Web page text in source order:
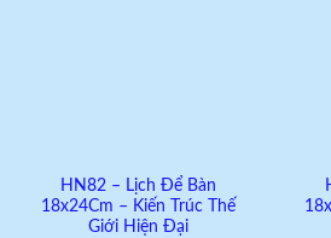
HN82 – Lịch Để Bàn
18x24Cm – Kiến Trúc Thế
Giới Hiện Đại